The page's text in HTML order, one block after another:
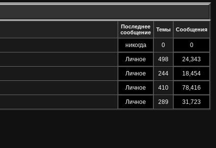
Последнее
сообщение
Темы Сообщения
никогда 0 0
Личное 498 24,343
Личное 244 18,454
Личное 410 78,416
Личное 289 31,723